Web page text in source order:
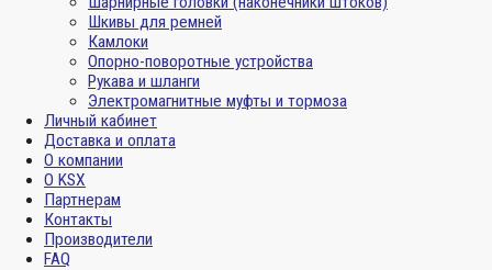
Шкивы для ремней
Камлоки
Опорно-поворотные устройства
Рукава и шланги
Электромагнитные муфты и тормоза
Личный кабинет
Доставка и оплата
О компании
О KSX
Партнерам
Контакты
Производители
FAQ